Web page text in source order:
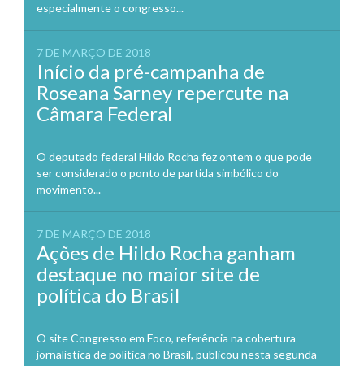
especialmente o congresso...
7 DE MARÇO DE 2018
Início da pré-campanha de
Roseana Sarney repercute na
Câmara Federal
O deputado federal Hildo Rocha fez ontem o que pode
ser considerado o ponto de partida simbólico do
movimento...
7 DE MARÇO DE 2018
Ações de Hildo Rocha ganham
destaque no maior site de
política do Brasil
O site Congresso em Foco, referência na cobertura
jornalística de política no Brasil, publicou nesta segunda-